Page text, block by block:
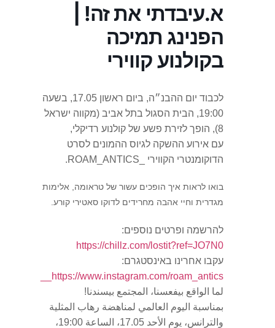
א.עיבדתי את זה! |
הפנינג תמיכה
בקולנוע קווירי
לכבוד יום ההבנ״ה, ביום ראשון 17.05, בשעה
19:00, הבית הסגול בתל אביב (מקווה ישראל
8), הופך לזירת פשע של קולנוע רדיקלי,
עם אירוע ההשקה לגיוס ההמונים לסרט
הדוקומנטרי הקווירי _ROAM_ANTICS.
בואו לראות איך הופכים עשור של טראומה, אלימות
מגדרית וחיי אהבה מחרידים לדוקו סאטירי קורע.
להרשמה ופרטים נוספים:
https://chillz.com/lostit?ref=JO7N0
עקבו אחרינו באינסטגרם:
https://www.instagram.com/roam_antics__
‎بمناسبة اليوم العالمي لمناهضة رهاب المثلية
والترانس، يوم الأحد 17.05، الساعة 19:00،